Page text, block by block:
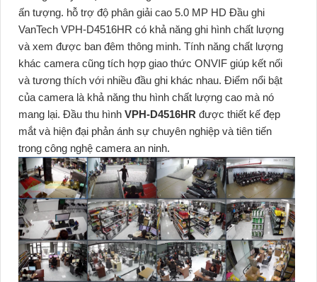
ấn tượng. hỗ trợ độ phân giải cao 5.0 MP HD Đầu ghi
VanTech VPH-D4516HR có khả năng ghi hình chất lượng
và xem được ban đêm thông minh. Tính năng chất lượng
khác camera cũng tích hợp giao thức ONVIF giúp kết nối
và tương thích với nhiều đầu ghi khác nhau. Điểm nổi bật
của camera là khả năng thu hình chất lượng cao mà nó
mang lại. Đầu thu hình VPH-D4516HR được thiết kế đẹp
mắt và hiện đại phản ánh sự chuyên nghiệp và tiên tiến
trong công nghệ camera an ninh.